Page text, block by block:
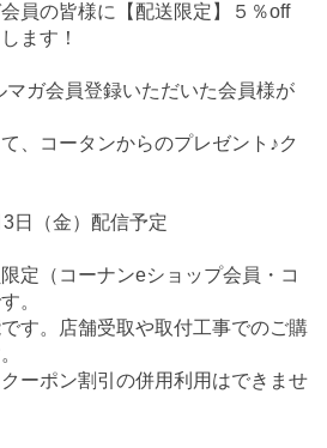
員の皆様に【配送限定】５％off
ます！
マガ会員登録いただいた会員様が
、コータンからのプレゼント♪ク
日（金）配信予定
定（コーナンeショップ会員・コ
。
す。店舗受取や取付工事でのご購
ーポン割引の併用利用はできませ